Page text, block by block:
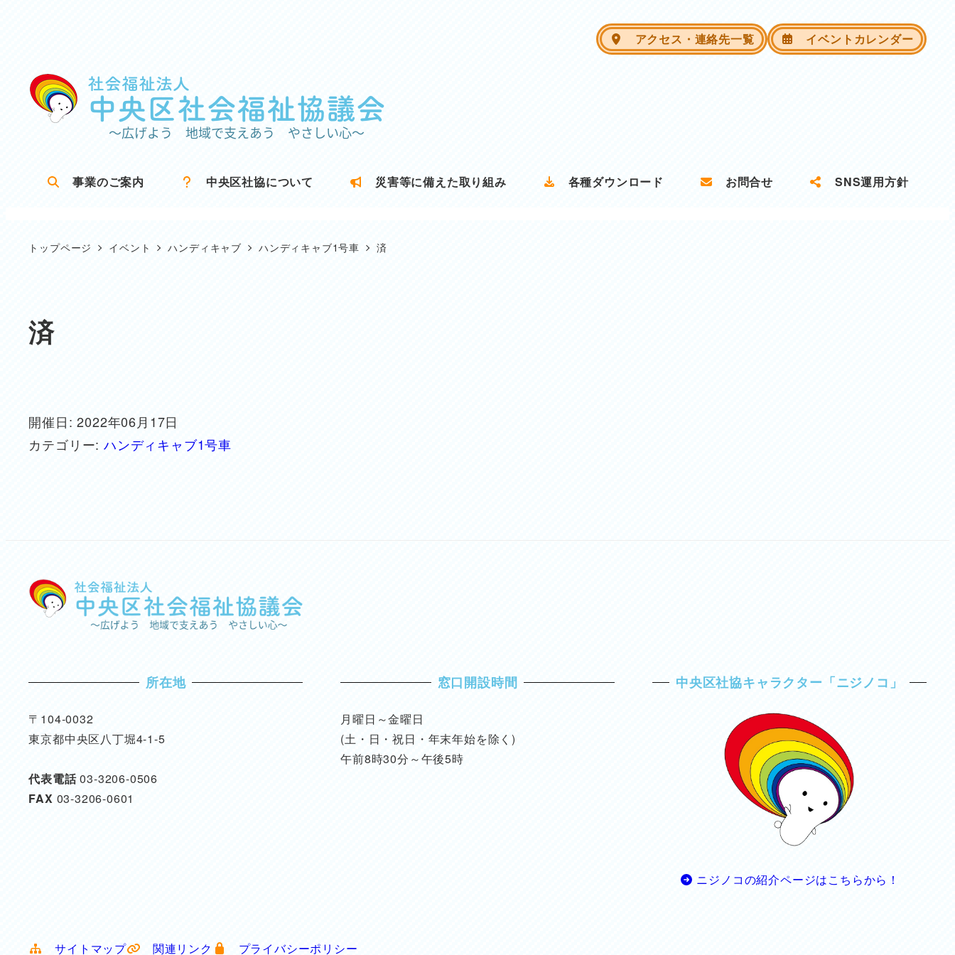
アクセス・連絡先一覧 イベントカレンダー
事業のご案内 中央区社協について 災害等に備えた取り組み 各種ダウンロード お問合せ SNS運用方針
トップページ イベント ハンディキャブ ハンディキャブ1号車 済
済
開催日: 2022年06月17日
カテゴリー: ハンディキャブ1号車
所在地
〒104-0032
東京都中央区八丁堀4-1-5
代表電話03-3206-0506
FAX 03-3206-0601
窓口開設時間
月曜日～金曜日
(土・日・祝日・年末年始を除く)
午前8時30分～午後5時
中央区社協キャラクター「ニジノコ」
ニジノコの紹介ページはこちらから！
サイトマップ 関連リンク プライバシーポリシー